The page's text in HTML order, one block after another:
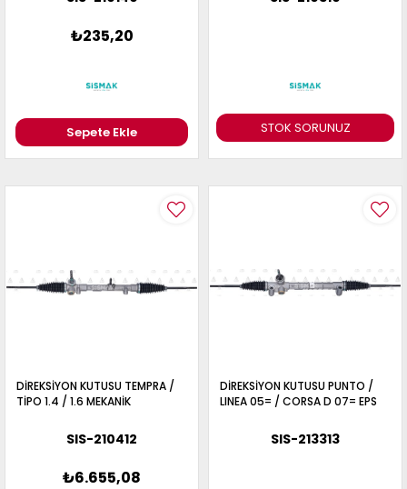
₺235,20
Sepete Ekle STOK SORUNUZ
DİREKSİYON KUTUSU TEMPRA /
TİPO 1.4 / 1.6 MEKANİK
SIS-210412
₺6.655,08
DİREKSİYON KUTUSU PUNTO /
LINEA 05= / CORSA D 07= EPS
SIS-213313